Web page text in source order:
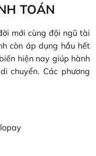
TOÁN
mới cùng đội ngũ tài
còn áp dụng hầu hết
hiện nay giúp hành
chuyển. Các phương